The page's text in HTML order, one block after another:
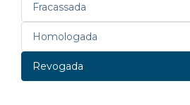
Fracassada
Homologada
Revogada